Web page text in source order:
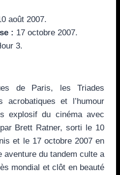
août 2007.
: 17 octobre 2007.
3.
de Paris, les Triades
acrobatiques et l’humour
explosif du cinéma avec
Brett Ratner, sorti le 10
et le 17 octobre 2007 en
aventure du tandem culte a
mondial et clôt en beauté